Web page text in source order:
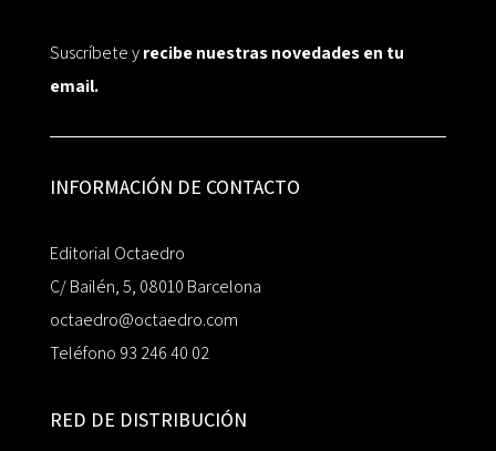
Suscríbete yrecibe nuestras novedades en tu
email.
INFORMACIÓN DE CONTACTO
Editorial Octaedro
C/ Bailén, 5, 08010 Barcelona
octaedro@octaedro.com
Teléfono 93 246 40 02
RED DE DISTRIBUCIÓN